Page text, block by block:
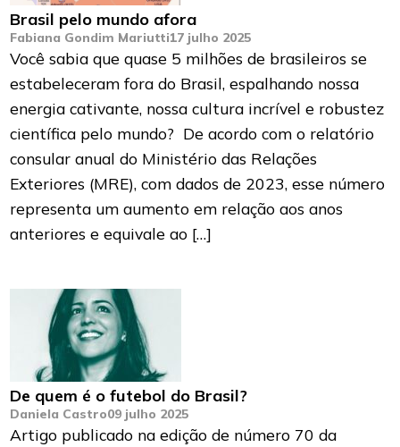
Brasil pelo mundo afora
Fabiana Gondim Mariutti17 julho 2025
Você sabia que quase 5 milhões de brasileiros se
estabeleceram fora do Brasil, espalhando nossa
energia cativante, nossa cultura incrível e robustez
científica pelo mundo? De acordo com o relatório
consular anual do Ministério das Relações
Exteriores (MRE), com dados de 2023, esse número
representa um aumento em relação aos anos
anteriores e equivale ao […]
De quem é o futebol do Brasil?
Daniela Castro09 julho 2025
Artigo publicado na edição de número 70 da